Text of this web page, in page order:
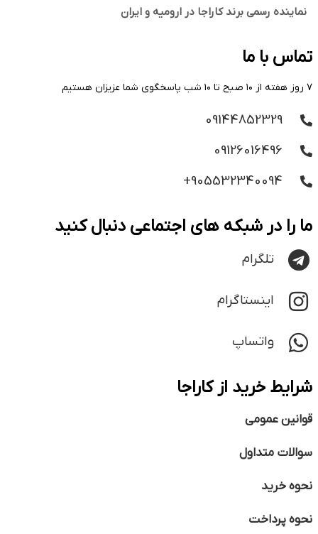
نماینده رسمی برند کاراجا در ارومیه و ایران
تماس با ما
۷ روز هفته از ۱۰ صبح تا ۱۰ شب پاسخگوی شما عزیزان هستیم
09144852329
09126016496
905532340094+
ما را در شبکه های اجتماعی دنبال کنید
تلگرام
اینستاگرام
واتساپ
شرایط خرید از کاراجا
قوانین عمومی
سوالات متداول
نحوه خرید
نحوه پرداخت